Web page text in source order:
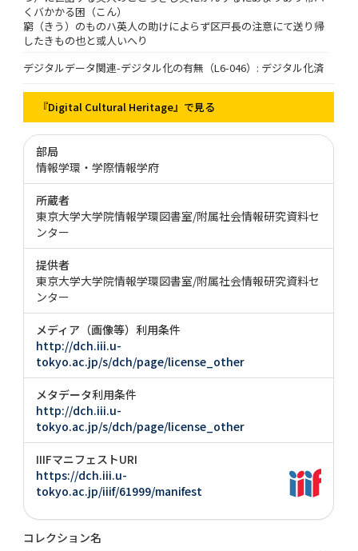
くバかかる困（こん）
窮（きう）のものハ英人の助けによらず区戸長の注意にて送り帰
したきもの也と或人いへり
デジタルデータ関連-デジタル化の有無（L6-046）: デジタル化済
『Digital Cultural Heritage』で見る
部局
情報学環・学際情報学府
所蔵者
東京大学大学院情報学環図書室/附属社会情報研究資料セ
ンター
提供者
東京大学大学院情報学環図書室/附属社会情報研究資料セ
ンター
メディア（画像等）利用条件
http://dch.iii.u-
tokyo.ac.jp/s/dch/page/license_other
メタデータ利用条件
http://dch.iii.u-
tokyo.ac.jp/s/dch/page/license_other
IIIFマニフェストURI
https://dch.iii.u-
tokyo.ac.jp/iiif/61999/manifest
コレクション名